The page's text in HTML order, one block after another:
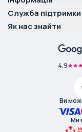
Служба підтримки
Як нас знайти
4.9
Ви
Ми